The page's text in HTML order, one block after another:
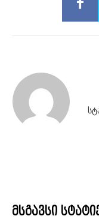
მსგავსი